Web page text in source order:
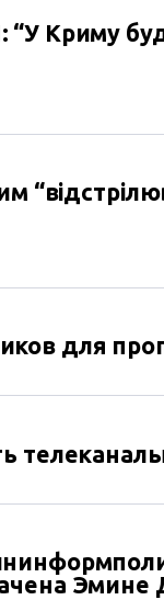
Криму
для
Эмине